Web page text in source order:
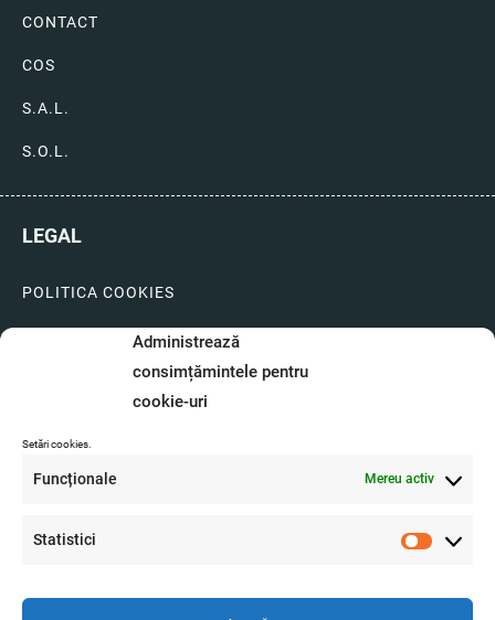
Administrează
consimțămintele pentru
cookie-uri
Setări cookies.
Funcționale Mereu activ
Statistici Statistici
CONTACT
COS
S.A.L.
S.O.L.
LEGAL
POLITICA COOKIES
LIVRARI SI PLATI
GARANTIE SI SERVICE
A.N.P.C.